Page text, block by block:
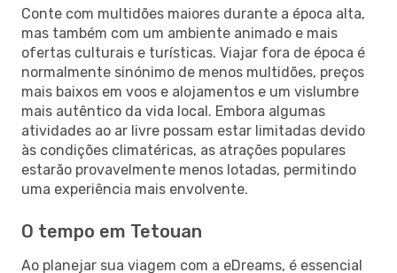
Conte com multidões maiores durante a época alta,
mas também com um ambiente animado e mais
ofertas culturais e turísticas. Viajar fora de época é
normalmente sinónimo de menos multidões, preços
mais baixos em voos e alojamentos e um vislumbre
mais autêntico da vida local. Embora algumas
atividades ao ar livre possam estar limitadas devido
às condições climatéricas, as atrações populares
estarão provavelmente menos lotadas, permitindo
uma experiência mais envolvente.
O tempo em Tetouan
Ao planejar sua viagem com a eDreams, é essencial